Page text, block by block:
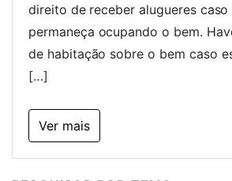
direito de receber alugueres caso
permaneça ocupando o bem.
de habitação sobre o bem caso
[…]
Ver mais